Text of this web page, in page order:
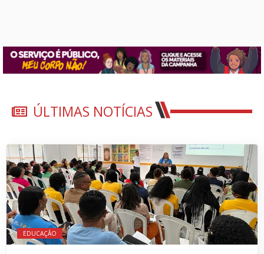
ÚLTIMAS NOTÍCIAS
EDUCAÇÃO